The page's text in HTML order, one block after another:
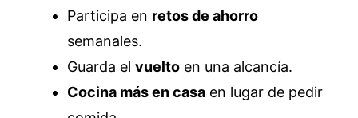
Participa en retos de ahorro
semanales.
Guarda el vuelto en una alcancía.
Cocina más en casa en lugar de pedir